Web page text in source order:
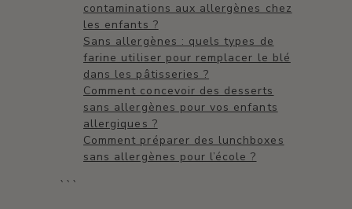
contaminations aux allergènes chez
les enfants ?
Sans allergènes : quels types de
farine utiliser pour remplacer le blé
dans les pâtisseries ?
Comment concevoir des desserts
sans allergènes pour vos enfants
allergiques ?
Comment préparer des lunchboxes
sans allergènes pour l’école ?
```